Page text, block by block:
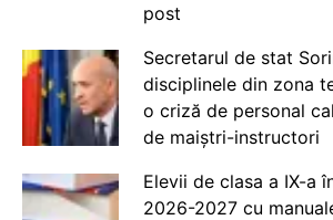
post
Secretarul de stat
disciplinele din zona
o criză de personal
de maiștri-instructori
Elevii de clasa a IX-a
2026-2027 cu